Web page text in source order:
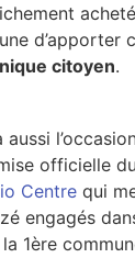
d’apporter
citoyen.
aussi
officielle
Centre qui
engagés
1ère